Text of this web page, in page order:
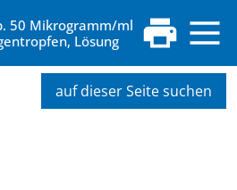
50 Mikrogramm/ml
Lösung
auf dieser Seite suchen